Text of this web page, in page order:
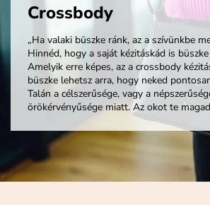
Crossbody
„Ha valaki büszke ránk, az a szívünkbe
Hinnéd, hogy a saját kézitáskád is
Amelyik erre képes, az a crossbody
büszke lehetsz arra, hogy neked
Talán a célszerűsége, vagy a
örökérvényűsége miatt. Az okot te